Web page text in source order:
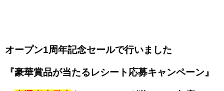
オープン1周年記念セールで行いました
『豪華賞品が当たるレシート応募キャンペーン』